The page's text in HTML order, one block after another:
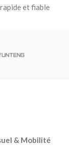
et fiable
& Mobilité